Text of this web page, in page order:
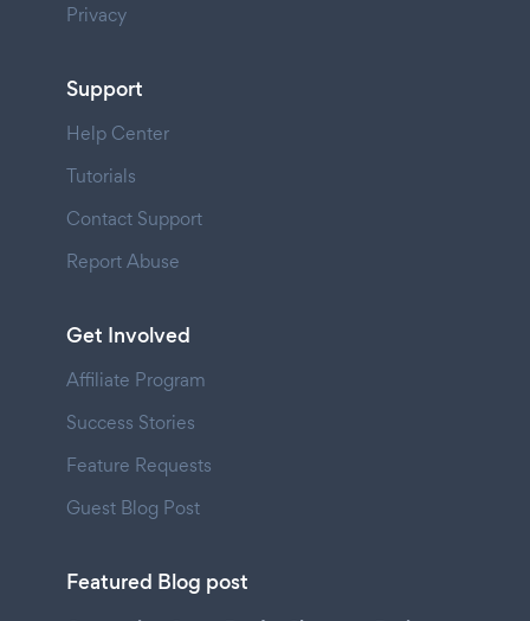
Privacy
Support
Help Center
Tutorials
Contact Support
Report Abuse
Get Involved
Affiliate Program
Success Stories
Feature Requests
Guest Blog Post
Featured Blog post